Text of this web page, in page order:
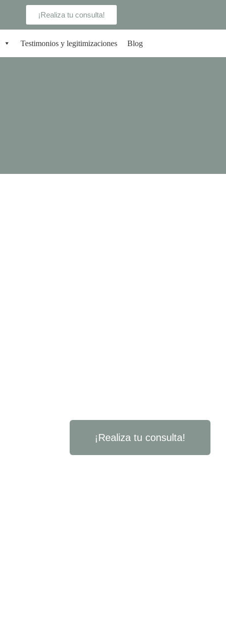
¡Realiza tu consulta!
Testimonios y legitimizaciones Blog
¡Realiza tu consulta!